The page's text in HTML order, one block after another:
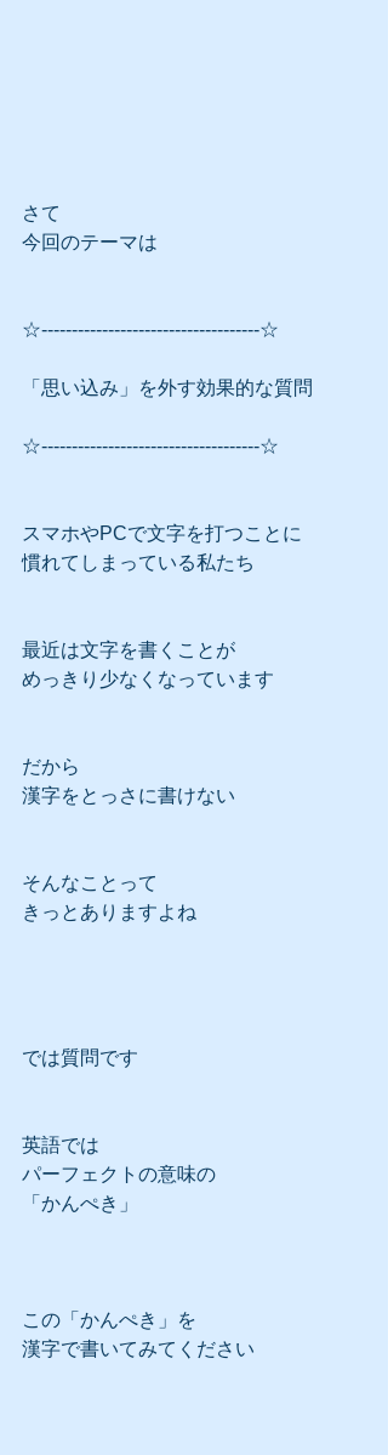
さて
今回のテーマは
☆------------------------------------☆
「思い込み」を外す効果的な質問
☆------------------------------------☆
スマホやPCで文字を打つことに
慣れてしまっている私たち
最近は文字を書くことが
めっきり少なくなっています
だから
漢字をとっさに書けない
そんなことって
きっとありますよね
では質問です
英語では
パーフェクトの意味の
「かんぺき」
この「かんぺき」を
漢字で書いてみてください